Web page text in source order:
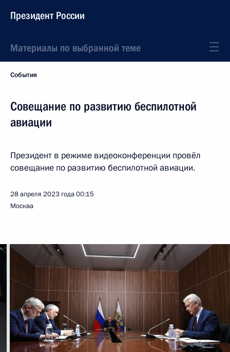
Президент России
Материалы по выбранной теме
События
Совещание по развитию беспилотной
авиации
Президент в режиме видеоконференции провёл
совещание по развитию беспилотной авиации.
28 апреля 2023 года00:15
Москва